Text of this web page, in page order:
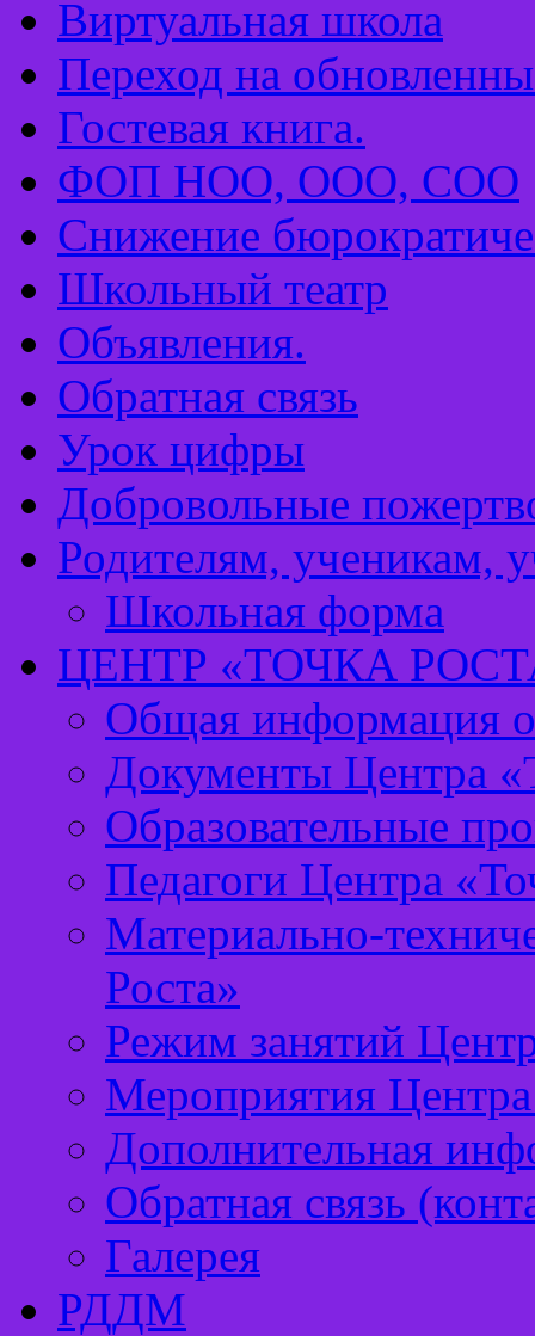
Виртуальная школа
Переход на
Гостевая книга.
ФОП НОО, ООО, СОО
Снижение
Школьный театр
Объявления.
Обратная связь
Урок цифры
Добровольные
Родителям, ученикам,
Школьная форма
ЦЕНТР «ТОЧКА
Общая информация о
Документы Центра
Образовательные
Педагоги Центра
Материально-
Роста»
Режим занятий
Мероприятия
Дополнительная
Обратная связь
Галерея
РДДМ